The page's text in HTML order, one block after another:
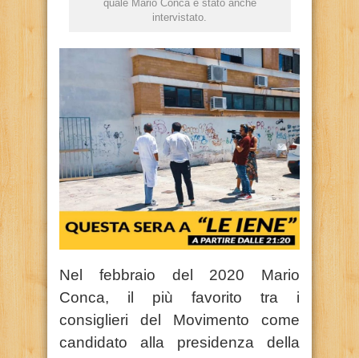
quale Mario Conca è stato anche
intervistato.
Nel febbraio del 2020 Mario
Conca, il più favorito tra i
consiglieri del Movimento come
candidato alla presidenza della